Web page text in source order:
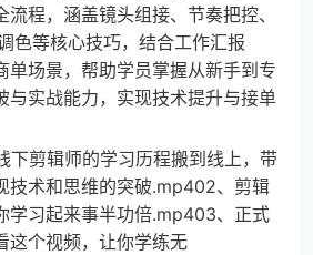
程，涵盖镜头组接、节奏把控、
色等核心技巧，结合工作汇报
单场景，帮助学员掌握从新手到专
与实战能力，实现技术提升与接单
下剪辑师的学习历程搬到线上，带
技术和思维的突破.mp402、剪辑
学习起来事半功倍.mp403、正式
这个视频，让你学练无